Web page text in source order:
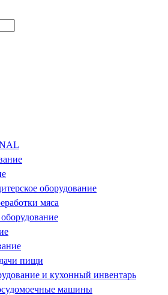
оборудование
мяса
пищи
и кухонный инвентарь
машины